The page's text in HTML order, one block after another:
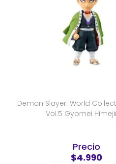
Demon Slayer: World
Vol.5 Gyomei
Precio
$4.990